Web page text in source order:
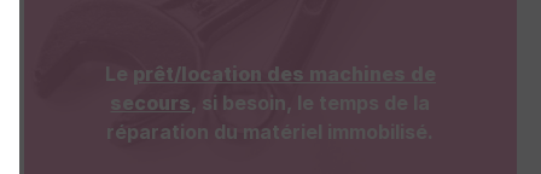
Le prêt/location des machines de
secours, si besoin, le temps de la
réparation du matériel immobilisé.